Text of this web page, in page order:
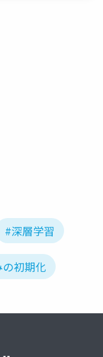
#深層学習
初期化